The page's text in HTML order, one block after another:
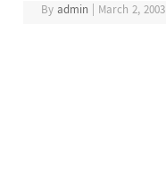
Byadmin March 2, 2003